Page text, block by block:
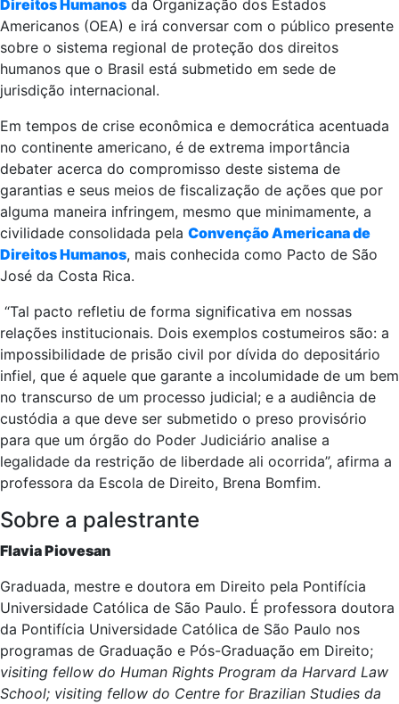
Direitos Humanos da Organização dos Estados
Americanos (OEA) e irá conversar com o público presente
sobre o sistema regional de proteção dos direitos
humanos que o Brasil está submetido em sede de
jurisdição internacional.
Em tempos de crise econômica e democrática acentuada
no continente americano, é de extrema importância
debater acerca do compromisso deste sistema de
garantias e seus meios de fiscalização de ações que por
alguma maneira infringem, mesmo que minimamente, a
civilidade consolidada pela Convenção Americana de
Direitos Humanos, mais conhecida como Pacto de São
José da Costa Rica.
“Tal pacto refletiu de forma significativa em nossas
relações institucionais. Dois exemplos costumeiros são: a
impossibilidade de prisão civil por dívida do depositário
infiel, que é aquele que garante a incolumidade de um bem
no transcurso de um processo judicial; e a audiência de
custódia a que deve ser submetido o preso provisório
para que um órgão do Poder Judiciário analise a
legalidade da restrição de liberdade ali ocorrida”, afirma a
professora da Escola de Direito, Brena Bomfim.
Sobre a palestrante
Flavia Piovesan
Graduada, mestre e doutora em Direito pela Pontifícia
Universidade Católica de São Paulo. É professora doutora
da Pontifícia Universidade Católica de São Paulo nos
programas de Graduação e Pós-Graduação em Direito;
visiting fellow do Human Rights Program da Harvard Law
School; visiting fellow do Centre for Brazilian Studies da